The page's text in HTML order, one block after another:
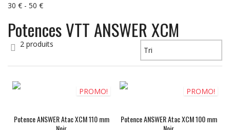
30 € - 50 €
Potences VTT ANSWER XCM
2 produits
PROMO!
Potence ANSWER Atac XCM 110 mm
PROMO!
Potence ANSWER Atac XCM 100 mm